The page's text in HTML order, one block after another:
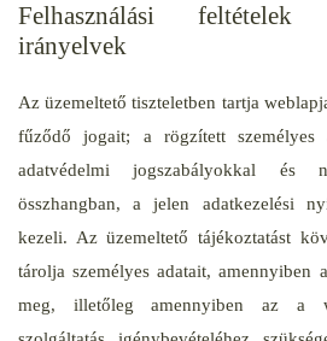
Felhasználási
irányelvek
Az üzemeltető tiszteletben tartja
fűződő jogait; a rögzített személyes
adatvédelmi jogszabályokkal és
összhangban, a jelen adatkezelési
kezeli. Az üzemeltető tájékoztatást
tárolja személyes adatait, amennyiben
meg, illetőleg amennyiben az a